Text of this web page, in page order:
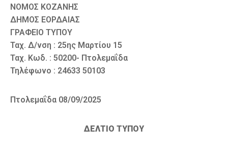
ΝΟΜΟΣ ΚΟΖΑΝΗΣ
ΔΗΜΟΣ ΕΟΡΔΑΙΑΣ
ΓΡΑΦΕΙΟ ΤΥΠΟΥ
Ταχ. Δ/νση : 25ης Μαρτίου 15
Ταχ. Κωδ. : 50200- Πτολεμαΐδα
Τηλέφωνο : 24633 50103
Πτολεμαΐδα 08/09/2025
ΔΕΛΤΙΟ ΤΥΠΟΥ